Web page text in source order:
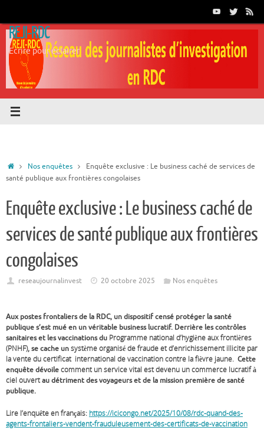
contenu
REJI-RDC
Ecrire pour éclairer
AccueilNos enquêtes
Enquête exclusive : Le business caché de services de
santé publique aux frontières congolaises
Enquête exclusive : Le business caché de
services de santé publique aux frontières
congolaises
reseaujournalinvest 20 octobre 2025 Nos enquêtes
Aux postes frontaliers de la RDC, un dispositif censé protéger la santé
publique s’est mué en un véritable business lucratif. Derrière les contrôles
sanitaires et les vaccinations du Programme national d’hygiène aux frontières
(PNHF), se cache unsystème organisé de fraude et d’enrichissement illicite par
la vente du certificat international de vaccination contre la fièvre jaune. Cette
enquête dévoilecomment un service vital est devenu un commerce lucratif à
ciel ouvertau détriment des voyageurs et de la mission première de santé
publique.
Lire l’enquête en français: https://icicongo.net/2025/10/08/rdc-quand-des-
agents-frontaliers-vendent-frauduleusement-des-certificats-de-vaccination